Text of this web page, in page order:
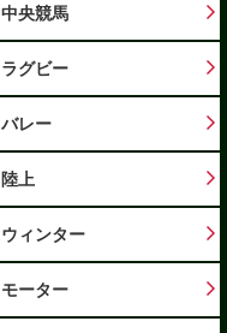
中央競馬
ラグビー
バレー
陸上
ウィンター
モーター